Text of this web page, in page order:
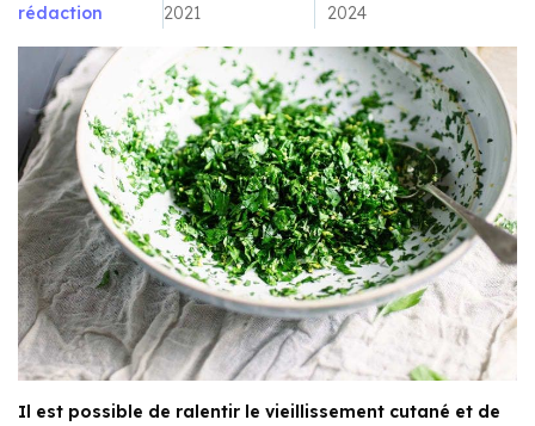
rédaction
2021
2024
Il est possible de ralentir le vieillissement cutané et de